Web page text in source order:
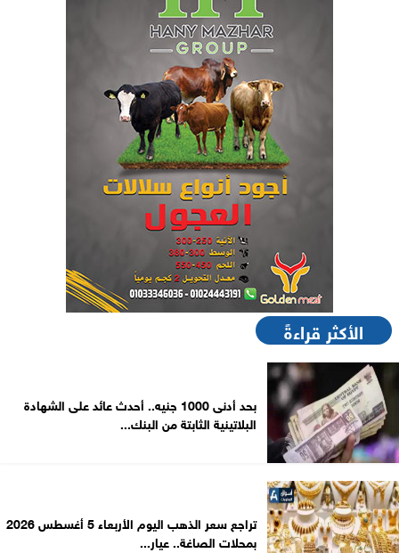
الأكثر قراءةً
بحد أدنى 1000 جنيه.. أحدث عائد على الشهادة
البلاتينية الثابتة من البنك...
تراجع سعر الذهب اليوم الأربعاء 5 أغسطس 2026
بمحلات الصاغة.. عيار...